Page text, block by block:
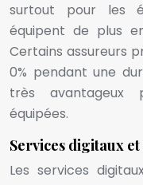
surtout pour les
équipent de plus
Certains assureurs
0% pendant une
très avantageux
équipées.
Services digitaux
Les services